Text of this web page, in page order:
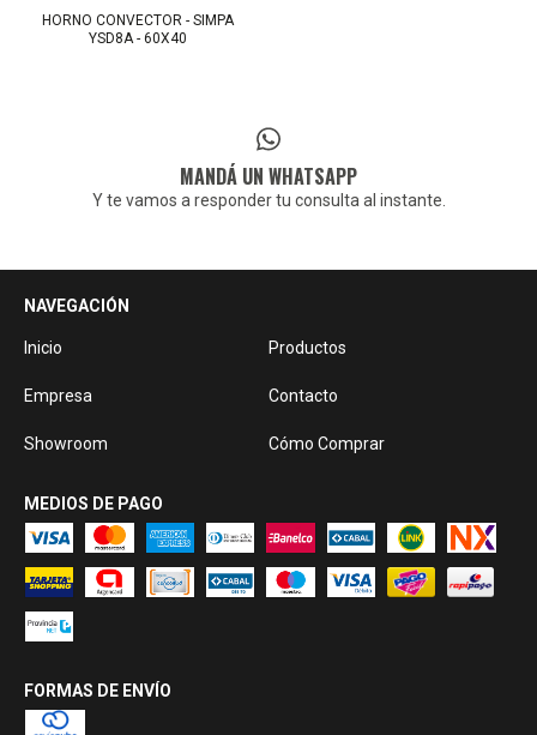
HORNO CONVECTOR - SIMPA
YSD8A - 60X40
MANDÁ UN WHATSAPP
Y te vamos a responder tu consulta al instante.
NAVEGACIÓN
Inicio Productos
Empresa Contacto
Showroom Cómo Comprar
MEDIOS DE PAGO
FORMAS DE ENVÍO